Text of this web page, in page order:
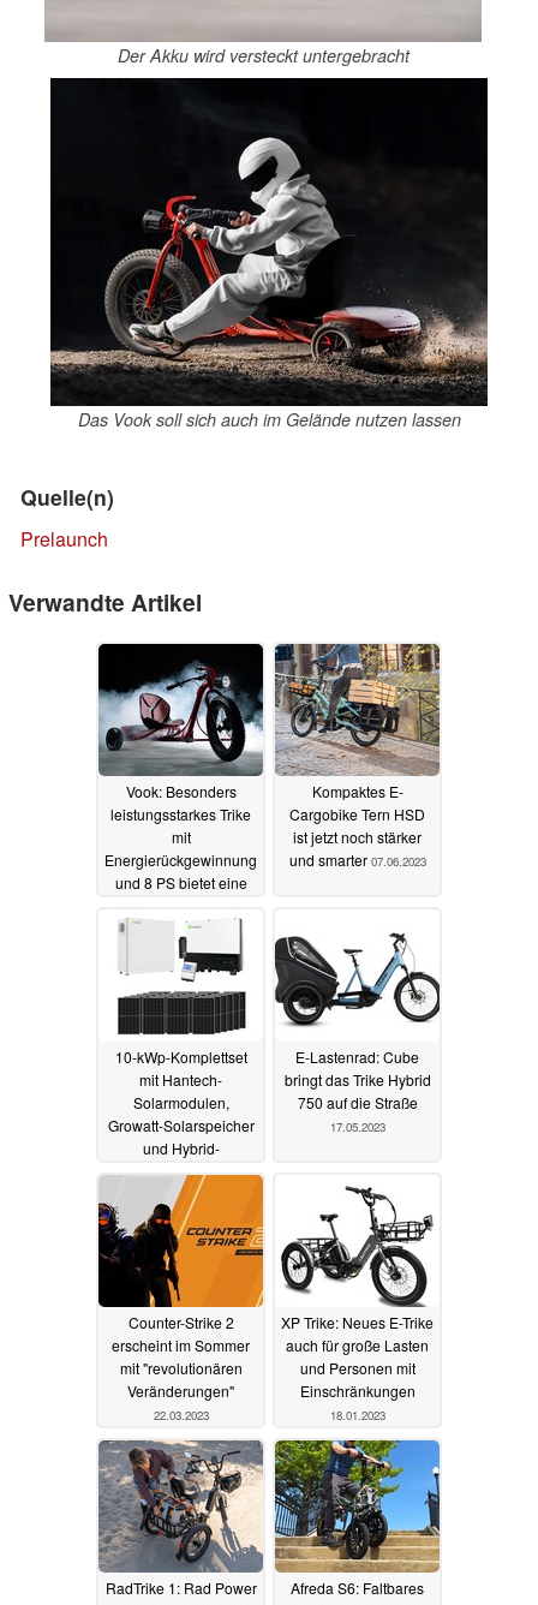
Der Akku wird versteckt untergebracht
Das Vook soll sich auch im Gelände nutzen lassen
Quelle(n)
Prelaunch
Verwandte Artikel
Vook: Besonders
leistungsstarkes Trike
mit
Energierückgewinnung
und 8 PS bietet eine
01.08.2023
Kompaktes E-
Cargobike Tern HSD
ist jetzt noch stärker
und smarter 07.06.2023
10-kWp-Komplettset
mit Hantech-
Solarmodulen,
Growatt-Solarspeicher
und Hybrid-
Wechselrichter ab
9.999 Euro 31.05.2023
E-Lastenrad: Cube
bringt das Trike Hybrid
750 auf die Straße
17.05.2023
Counter-Strike 2
erscheint im Sommer
mit "revolutionären
Veränderungen"
22.03.2023
XP Trike: Neues E-Trike
auch für große Lasten
und Personen mit
Einschränkungen
18.01.2023
RadTrike 1: Rad Power
Afreda S6: Faltbares